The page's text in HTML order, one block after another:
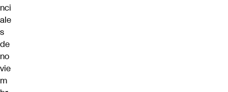
nci
ale
s
de
no
vie
m